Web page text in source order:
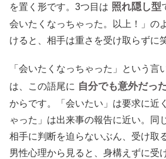
を置く形です。3つ目は 照れ隠し型
会いたくなっちゃった。以上！」の
けると、相手は重さを受け取らずに
「会いたくなっちゃった」という言
は、この語尾に 自分でも意外だっ
からです。「会いたい」は要求に近
ゃった」は出来事の報告に近い。同
相手に判断を迫らないぶん、受け取
男性心理から見ると、身構えずに受